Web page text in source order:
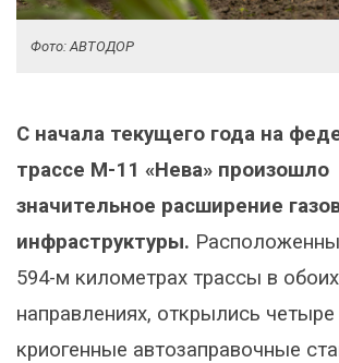
Фото: АВТОДОР
С начала текущего года на
трассе М-11 «Нева» произошло
значительное расширение
инфраструктуры.
594-м километрах трассы в обоих
направлениях, открылись
криогенные автозаправочные